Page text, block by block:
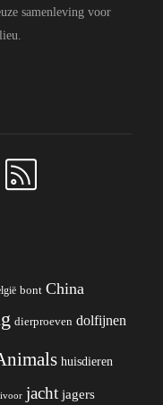
samenleving voor
bont China
dierproeven dolfijnen
huisdieren
ivoor jacht jagers